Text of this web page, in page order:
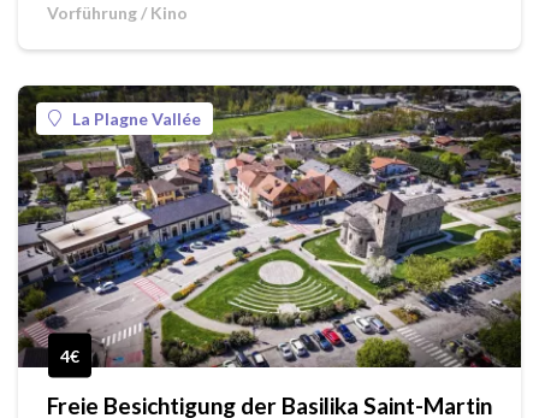
Vorführung / Kino
La Plagne Vallée
4€
Freie Besichtigung der Basilika Saint-Martin